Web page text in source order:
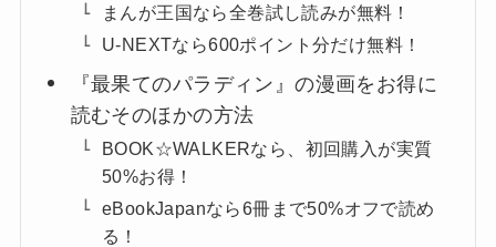
まんが王国なら全巻試し読みが無料！
U-NEXTなら600ポイント分だけ無料！
『最果てのパラディン』の漫画をお得に
読むそのほかの方法
BOOK☆WALKERなら、初回購入が実質
50%お得！
eBookJapanなら6冊まで50%オフで読め
る！